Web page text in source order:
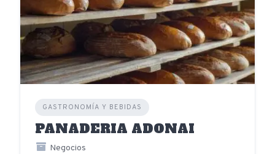
GASTRONOMÍA Y BEBIDAS
PANADERIA ADONAI
Negocios